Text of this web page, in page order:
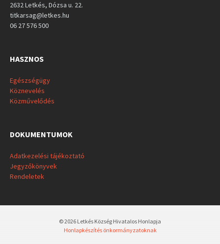
2632 Letkés, Dózsa u. 22.
titkarsag@letkes.hu
06 27 576 500
HASZNOS
Egészségügy
Köznevelés
Közművelődés
DOKUMENTUMOK
Adatkezelési tájékoztató
Jegyzőkönyvek
Rendeletek
© 2026 Letkés Község Hivatalos Honlapja
Honlapkészítés önkormányzatoknak